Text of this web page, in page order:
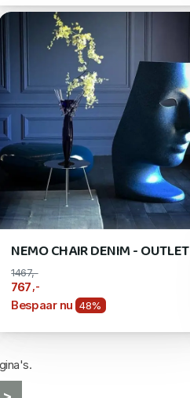
NEMO CHAIR DENIM - OUTLET
1467,-
767 ,-
Bespaar nu 48%